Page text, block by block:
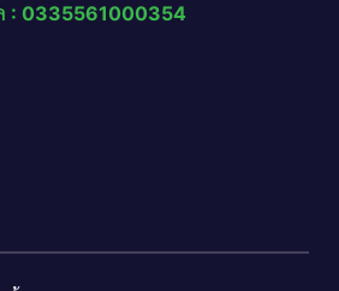
: 0335561000354